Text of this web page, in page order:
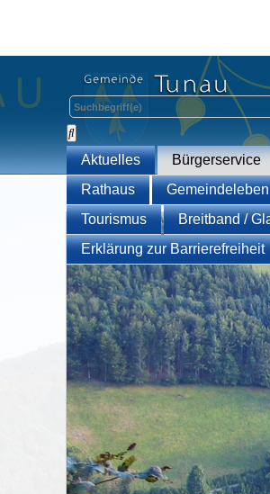
Aktuelles
Bürgerservice
Rathaus
Gemeindeleben
Tourismus
Breitband /
Erklärung zur Barrierefreiheit